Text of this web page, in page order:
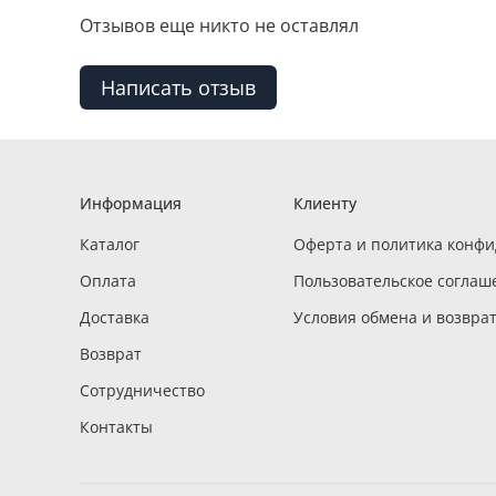
Отзывов еще никто не оставлял
Написать отзыв
Информация
Каталог
Оплата
Доставка
Возврат
Сотрудничество
Контакты
Клиенту
Оферта и политика
Пользовательское
Условия обмена и